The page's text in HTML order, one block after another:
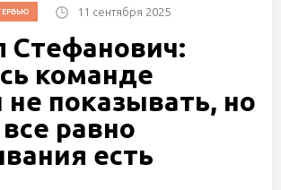
11 сентября 2025
Стефанович:
команде
показывать, но
равно
есть